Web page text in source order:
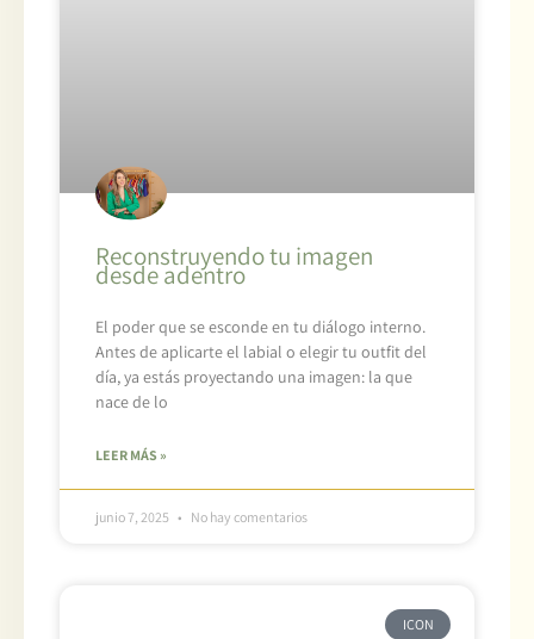
Reconstruyendo tu imagen
desde adentro
El poder que se esconde en tu diálogo interno.
Antes de aplicarte el labial o elegir tu outfit del
día, ya estás proyectando una imagen: la que
nace de lo
LEER MÁS »
junio 7, 2025 No hay comentarios
ICON